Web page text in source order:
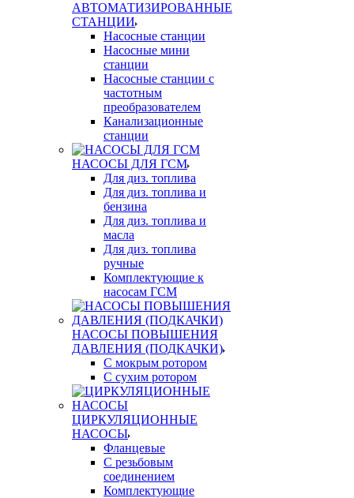
АВТОМАТИЗИРОВАННЫЕ
СТАНЦИИ
Насосные станции
Насосные мини
станции
Насосные станции с
частотным
преобразователем
Канализационные
станции
НАСОСЫ ДЛЯ ГСМ
Для диз. топлива
Для диз. топлива и
бензина
Для диз. топлива и
масла
Для диз. топлива
ручные
Комплектующие к
насосам ГСМ
НАСОСЫ ПОВЫШЕНИЯ
ДАВЛЕНИЯ (ПОДКАЧКИ)
С мокрым ротором
С сухим ротором
ЦИРКУЛЯЦИОННЫЕ
НАСОСЫ
Фланцевые
С резьбовым
соединением
Комплектующие